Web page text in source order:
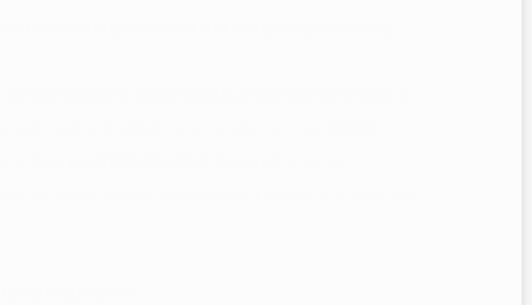
úpravou a barevnými přechody
jako její jednobarevná sestra, i tato
Díky
že vaše výtvory zůstanou krásné po dlouhou
nejmenší